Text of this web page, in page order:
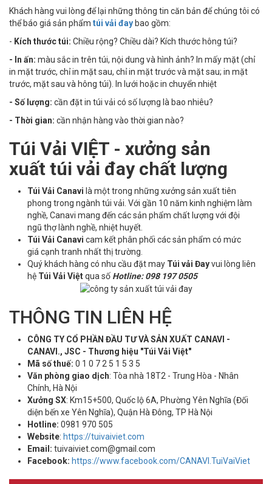
Khách hàng vui lòng để lại những thông tin căn bản để chúng tôi có
thể báo giá sản phẩm túi vải đay bao gồm:
- Kích thước túi: Chiều rộng? Chiều dài? Kích thước hông túi?
- In ấn: màu sắc in trên túi, nội dung và hình ảnh? In mấy mặt (chỉ
in mặt trước, chỉ in mặt sau, chỉ in mặt trước và mặt sau; in mặt
trước, mặt sau và hông túi). In lưới hoặc in chuyển nhiệt
- Số lượng: cần đặt in túi vải có số lượng là bao nhiêu?
- Thời gian: cần nhận hàng vào thời gian nào?
Túi Vải VIỆT - xưởng sản
xuất túi vải đay chất lượng
Túi Vải Canavi là một trong những xưởng sản xuất tiên
phong trong ngành túi vải. Với gần 10 năm kinh nghiệm làm
nghề, Canavi mang đến các sản phẩm chất lượng với đội
ngũ thợ lành nghề, nhiệt huyết.
Túi Vải Canavi cam kết phân phối các sản phẩm có mức
giá cạnh tranh nhất thị trường.
Quý khách hàng có nhu cầu đặt may Túi vải Đayvui lòng liên
hệ Túi Vải Việtqua số Hotline: 098 197 0505
THÔNG TIN LIÊN HỆ
CÔNG TY CỔ PHẦN ĐẦU TƯ VÀ SẢN XUẤT CANAVI -
CANAVI., JSC - Thương hiệu "Túi Vải Việt"
Mã số thuế: 0 1 0 7 2 5 1 5 3 5
Văn phòng giao dịch: Tòa nhà 18T2 - Trung Hòa - Nhân
Chính, Hà Nội
Xưởng SX: Km15+500, Quốc lộ 6A, Phường Yên Nghĩa (Đối
diện bến xe Yên Nghĩa), Quận Hà Đông, TP Hà Nội
Hotline: 0981 970 505
Website: https://tuivaiviet.com
Email: tuivaiviet.com@gmail.com
Facebook: https://www.facebook.com/CANAVI.TuiVaiViet